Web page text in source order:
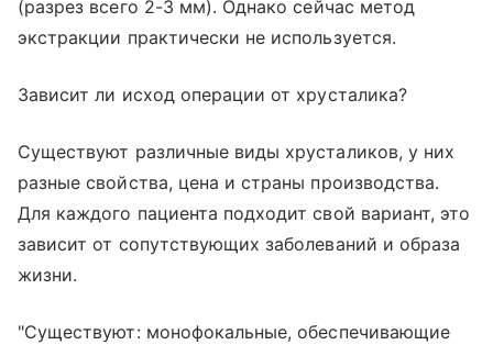
(разрез всего 2-3 мм). Однако сейчас метод
экстракции практически не используется.
Зависит ли исход операции от хрусталика?
Существуют различные виды хрусталиков, у них
разные свойства, цена и страны производства.
Для каждого пациента подходит свой вариант, это
зависит от сопутствующих заболеваний и образа
жизни.
"Существуют: монофокальные, обеспечивающие